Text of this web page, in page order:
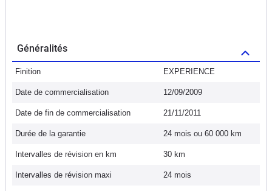
Généralités
Finition EXPERIENCE
Date de commercialisation 12/09/2009
Date de fin de commercialisation 21/11/2011
Durée de la garantie 24 mois ou 60 000 km
Intervalles de révision en km 30 km
Intervalles de révision maxi 24 mois